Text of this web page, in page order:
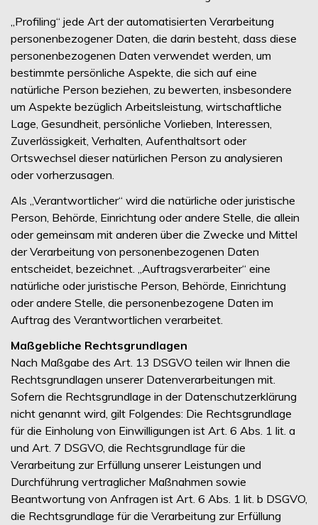
„Profiling“ jede Art der automatisierten Verarbeitung
personenbezogener Daten, die darin besteht, dass diese
personenbezogenen Daten verwendet werden, um
bestimmte persönliche Aspekte, die sich auf eine
natürliche Person beziehen, zu bewerten, insbesondere
um Aspekte bezüglich Arbeitsleistung, wirtschaftliche
Lage, Gesundheit, persönliche Vorlieben, Interessen,
Zuverlässigkeit, Verhalten, Aufenthaltsort oder
Ortswechsel dieser natürlichen Person zu analysieren
oder vorherzusagen.
Als „Verantwortlicher“ wird die natürliche oder juristische
Person, Behörde, Einrichtung oder andere Stelle, die allein
oder gemeinsam mit anderen über die Zwecke und Mittel
der Verarbeitung von personenbezogenen Daten
entscheidet, bezeichnet. „Auftragsverarbeiter“ eine
natürliche oder juristische Person, Behörde, Einrichtung
oder andere Stelle, die personenbezogene Daten im
Auftrag des Verantwortlichen verarbeitet.
Maßgebliche Rechtsgrundlagen
Nach Maßgabe des Art. 13 DSGVO teilen wir Ihnen die
Rechtsgrundlagen unserer Datenverarbeitungen mit.
Sofern die Rechtsgrundlage in der Datenschutzerklärung
nicht genannt wird, gilt Folgendes: Die Rechtsgrundlage
für die Einholung von Einwilligungen ist Art. 6 Abs. 1 lit. a
und Art. 7 DSGVO, die Rechtsgrundlage für die
Verarbeitung zur Erfüllung unserer Leistungen und
Durchführung vertraglicher Maßnahmen sowie
Beantwortung von Anfragen ist Art. 6 Abs. 1 lit. b DSGVO,
die Rechtsgrundlage für die Verarbeitung zur Erfüllung